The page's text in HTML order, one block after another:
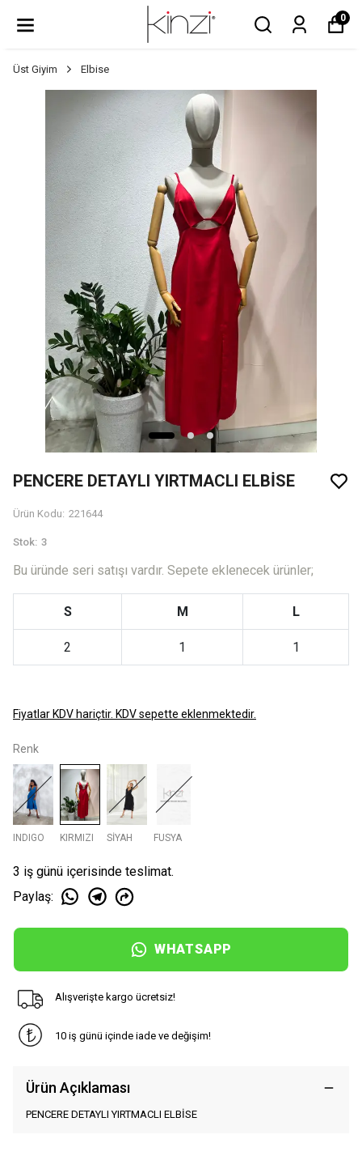
0
Üst Giyim Elbise
PENCERE DETAYLI YIRTMACLI ELBİSE
Ürün Kodu: 221644
Stok: 3
Bu üründe seri satışı vardır. Sepete eklenecek ürünler;
S M L
2 1 1
Fiyatlar KDV hariçtir. KDV sepette eklenmektedir.
Renk
INDIGO KIRMIZI SİYAH FUSYA
3 iş günü içerisinde teslimat.
Paylaş:
WHATSAPP
Alışverişte kargo ücretsiz!
10 iş günü içinde iade ve değişim!
Ürün Açıklaması
PENCERE DETAYLI YIRTMACLI ELBİSE